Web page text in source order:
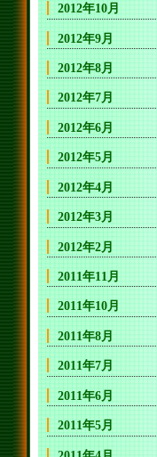
2012年10月
2012年9月
2012年8月
2012年7月
2012年6月
2012年5月
2012年4月
2012年3月
2012年2月
2011年11月
2011年10月
2011年8月
2011年7月
2011年6月
2011年5月